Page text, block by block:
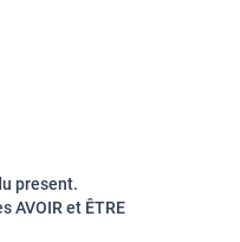
present.
AVOIR et ÊTRE